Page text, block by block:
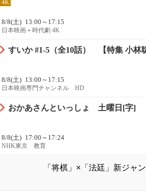
4K
8/8(土) 13:00～17:15
日本映画＋時代劇 4K
すいか #1-5（全10話） 【特集 小林
8/8(土) 13:00～17:15
日本映画専門チャンネル HD
おかあさんといっしょ 土曜日[字]
8/8(土) 17:00～17:24
NHK東京 教育
「将棋」×「法廷」新ジャ